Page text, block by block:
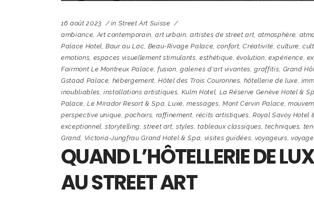
16 août 2023 in Street Art Suisse
ambiance Art contemporain ,art urbain ,artistes de street art atmosphère
Palace Hotel ,Baur au Lac Beau-Rivage Palace confort ,Créativité ,culture ,
emotions espaces visuellement stimulants esthétique évolution expérience
Fairmont Le Montreux Palace fusion ,galeries d'art vivantes ,graffitis Grand
Gstaad Palace hébergement ,Hôtel des Trois Couronnes hôtellerie de luxe
inoubliables ,installations artistiques Kulm Hotel La Réserve Genève Hotel &
Palace ,Le Mirador Resort & Spa ,Luxe ,messages Mont Cervin Palace
perspective unique ,pochoirs raffinement récits artistiques ,Royal Savoy Hotel
exceptionnel ,storytelling ,street art ,styles ,tableaux classiques techniques
Grand Victoria-Jungfrau Grand Hotel & Spa visites guidées voyageurs
QUAND L’HÔTELLERIE DE
AU STREET ART